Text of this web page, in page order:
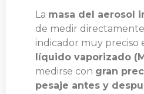
La masa del aerosol
de medir
indicador muy preciso
líquido vaporizado
medirse con gran
pesaje antes y